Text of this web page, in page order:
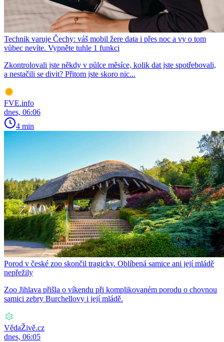
Technik varuje Čechy: váš mobil žere data i přes noc a vy o tom
vůbec nevíte. Vypněte tuhle 1 funkci
Zkontrolovali jste někdy v půlce měsíce, kolik dat jste spotřebovali,
a nestačili se divit? Přitom jste skoro nic...
FVE.info
dnes, 06:06
4 min
Porod v české zoo skončil tragicky. Oblíbená samice ani její mládě
nepřežily
Zoo Jihlava přišla o víkendu při komplikovaném porodu o chovnou
samici zebry Burchellovy i její mládě.
VědaŽivě.cz
dnes, 06:05